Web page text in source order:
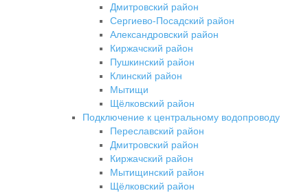
Дмитровский район
Сергиево-Посадский район
Александровский район
Киржачский район
Пушкинский район
Клинский район
Мытищи
Щёлковский район
Подключение к центральному водопроводу
Переславский район
Дмитровский район
Киржачский район
Мытищинский район
Щёлковский район